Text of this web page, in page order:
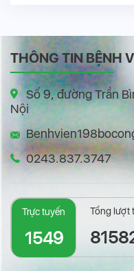
THÔNG TIN BỆNH
Số 9, đường Trần
Nội
0243.837.3747
Trực tuyến
1549
Tổng lượt